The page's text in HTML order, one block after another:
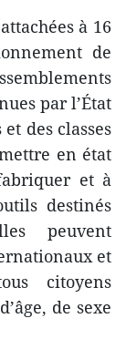
à 16
de
par l’État
des classes
en état
et à
destinés
peuvent
et
citoyens
de sexe